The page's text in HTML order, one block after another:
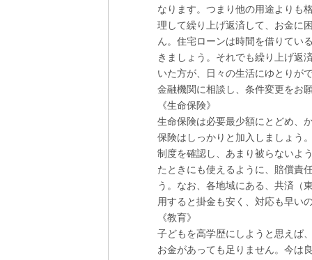
なります。つまり他の用途よりも
理して繰り上げ返済して、お金に
ん。住宅ローンは時間を借りてい
きましょう。それでも繰り上げ返
いた方が、日々の生活にゆとりが
金融機関に相談し、条件変更をお
《生命保険》
生命保険は必要最少額にとどめ、
保険はしっかりと加入しましょう
制度を確認し、あまり被らないよ
たときにも使えるように、賠償責
う。なお、各地域にある、共済（
用すると掛金も安く、対応も早い
《教育》
子どもを高学歴にしようと思えば
お金があっても足りません。今は